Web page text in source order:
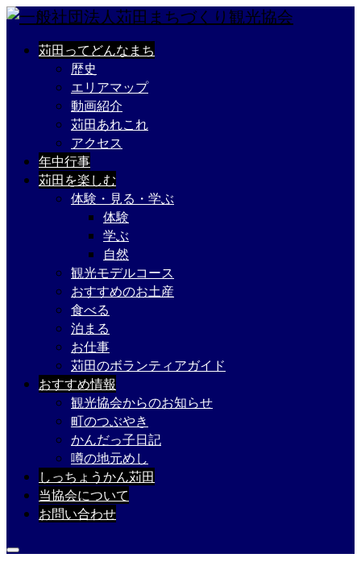
苅田ってどんなまち
歴史
エリアマップ
動画紹介
苅田あれこれ
アクセス
年中行事
苅田を楽しむ
体験・見る・学ぶ
体験
学ぶ
自然
観光モデルコース
おすすめのお土産
食べる
泊まる
お仕事
苅田のボランティアガイド
おすすめ情報
観光協会からのお知らせ
町のつぶやき
かんだっ子日記
噂の地元めし
しっちょうかん苅田
当協会について
お問い合わせ